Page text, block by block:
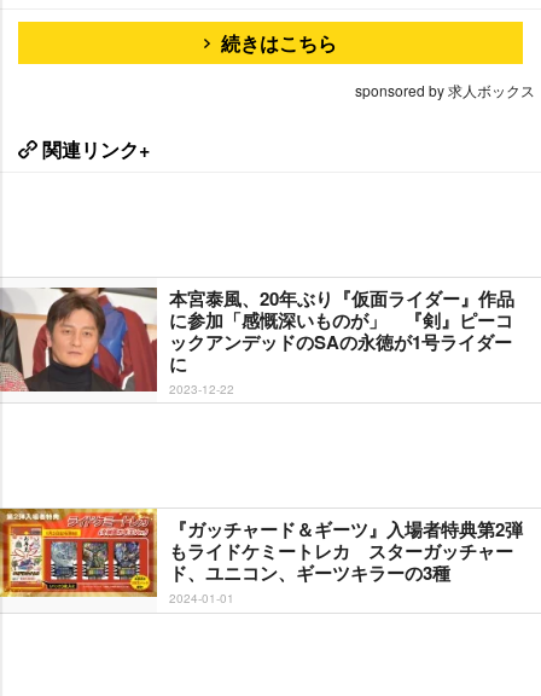
続きはこちら
sponsored by 求人ボックス
関連リンク+
本宮泰風、20年ぶり『仮面ライダー』作品
に参加「感慨深いものが」 『剣』ピーコ
ックアンデッドのSAの永徳が1号ライダー
に
2023-12-22
『ガッチャード＆ギーツ』入場者特典第2弾
もライドケミートレカ スターガッチャー
ド、ユニコン、ギーツキラーの3種
2024-01-01